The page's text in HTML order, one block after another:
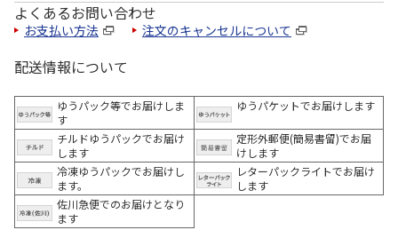
よくあるお問い合わせ
お支払い方法 注文のキャンセルについて
配送情報について
ゆうパック等でお届けしま
す
ゆうパケットでお届けします
チルドゆうパックでお届け
します
定形外郵便(簡易書留)でお届
けします
冷凍ゆうパックでお届けし
ます。
レターパックライトでお届け
します
佐川急便でのお届けとなり
ます